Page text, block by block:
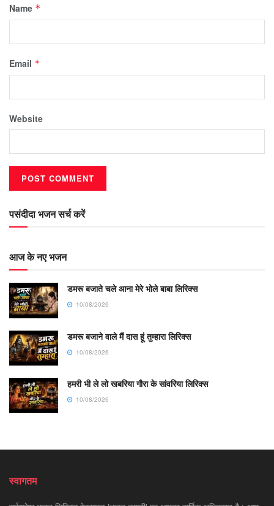
Name *
Email *
Website
पसंदीदा भजन सर्च करें
आज के नए भजन
डमरू बजाते चले आना मेरे भोले बाबा लिरिक्स
10/08/2026
डमरू बजाने वाले मैं दास हूं तुम्हारा लिरिक्स
10/08/2026
हमरी भी ले लो खबरिया गौरा के सांवरिया लिरिक्स
10/08/2026
स्वागतम